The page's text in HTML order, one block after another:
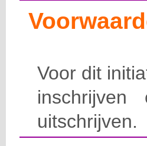
Voor dit
uitschrijven.